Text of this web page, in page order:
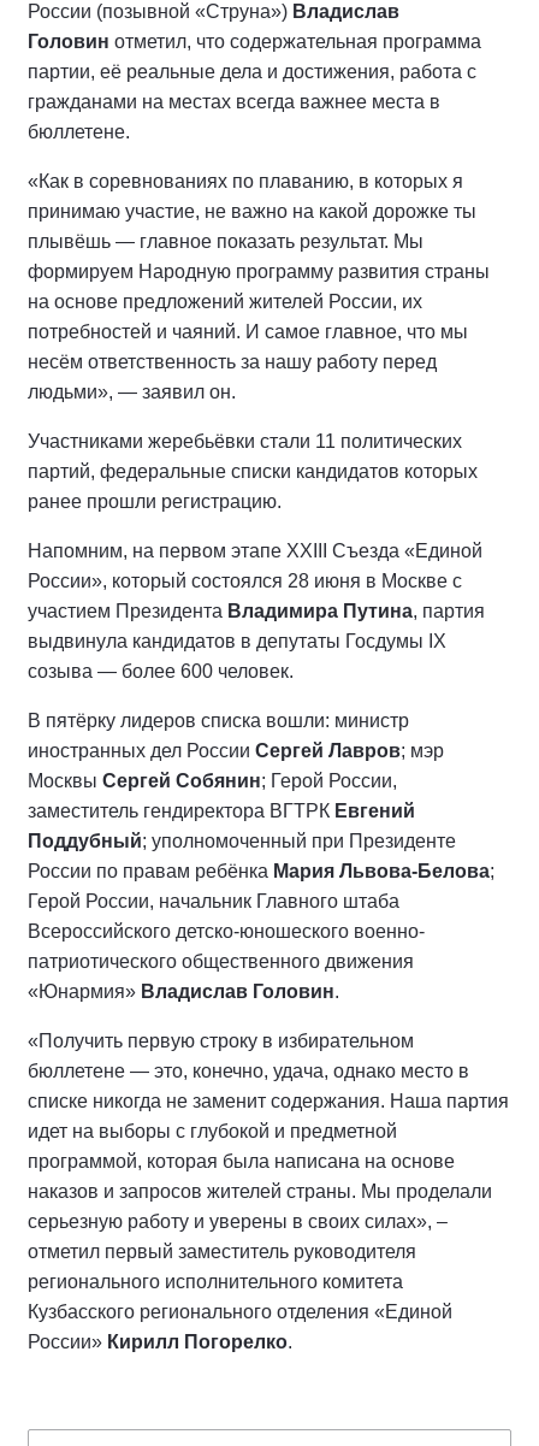
России (позывной «Струна») Владислав
Головин отметил, что содержательная программа
партии, её реальные дела и достижения, работа с
гражданами на местах всегда важнее места в
бюллетене.
«Как в соревнованиях по плаванию, в которых я
принимаю участие, не важно на какой дорожке ты
плывёшь — главное показать результат. Мы
формируем Народную программу развития страны
на основе предложений жителей России, их
потребностей и чаяний. И самое главное, что мы
несём ответственность за нашу работу перед
людьми», — заявил он.
Участниками жеребьёвки стали 11 политических
партий, федеральные списки кандидатов которых
ранее прошли регистрацию.
Напомним, на первом этапе XXIII Съезда «Единой
России», который состоялся 28 июня в Москве с
участием Президента Владимира Путина, партия
выдвинула кандидатов в депутаты Госдумы IX
созыва — более 600 человек.
В пятёрку лидеров списка вошли: министр
иностранных дел России Сергей Лавров; мэр
Москвы Сергей Собянин; Герой России,
заместитель гендиректора ВГТРК Евгений
Поддубный; уполномоченный при Президенте
России по правам ребёнка Мария Львова-Белова;
Герой России, начальник Главного штаба
Всероссийского детско-юношеского военно-
патриотического общественного движения
«Юнармия» Владислав Головин.
«Получить первую строку в избирательном
бюллетене — это, конечно, удача, однако место в
списке никогда не заменит содержания. Наша партия
идет на выборы с глубокой и предметной
программой, которая была написана на основе
наказов и запросов жителей страны. Мы проделали
серьезную работу и уверены в своих силах», –
отметил первый заместитель руководителя
регионального исполнительного комитета
Кузбасского регионального отделения «Единой
России» Кирилл Погорелко.